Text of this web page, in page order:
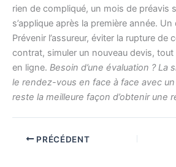
rien de compliqué, un mois de préavis
s’applique après la première année.
Prévenir l’assureur, éviter la rupture de
contrat, simuler un nouveau devis,
en ligne. Besoin d’une évaluation ? La
le rendez-vous en face à face avec
reste la meilleure façon d’obtenir une
PRÉCÉDENT